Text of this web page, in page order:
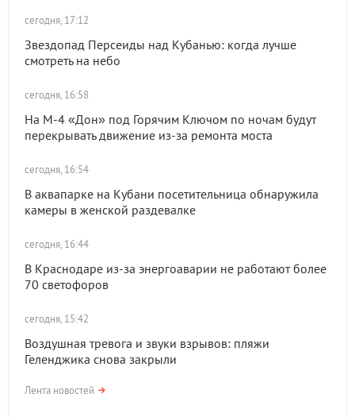
сегодня, 17:12
Звездопад Персеиды над Кубанью: когда лучше
смотреть на небо
сегодня, 16:58
На М-4 «Дон» под Горячим Ключом по ночам будут
перекрывать движение из-за ремонта моста
сегодня, 16:54
В аквапарке на Кубани посетительница обнаружила
камеры в женской раздевалке
сегодня, 16:44
В Краснодаре из-за энергоаварии не работают более
70 светофоров
сегодня, 15:42
Воздушная тревога и звуки взрывов: пляжи
Геленджика снова закрыли
Лента новостей